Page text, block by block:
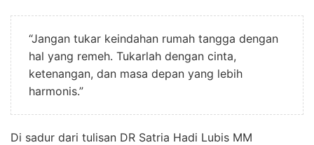
“Jangan tukar keindahan rumah tangga dengan
hal yang remeh. Tukarlah dengan cinta,
ketenangan, dan masa depan yang lebih
harmonis.”
Di sadur dari tulisan DR Satria Hadi Lubis MM